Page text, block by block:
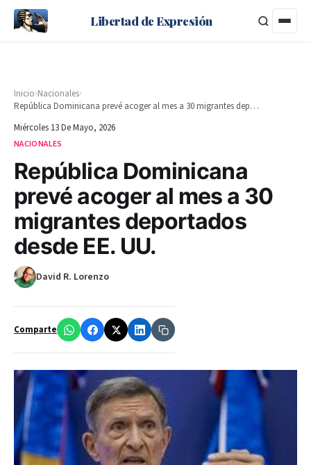
Libertad de Expresión
Inicio›Nacionales›
República Dominicana prevé acoger al mes a 30 migrantes deportados desde EE. UU.
Miércoles 13 De Mayo, 2026
NACIONALES
República Dominicana
prevé acoger al mes a 30
migrantes deportados
desde EE. UU.
David R. Lorenzo
Comparte